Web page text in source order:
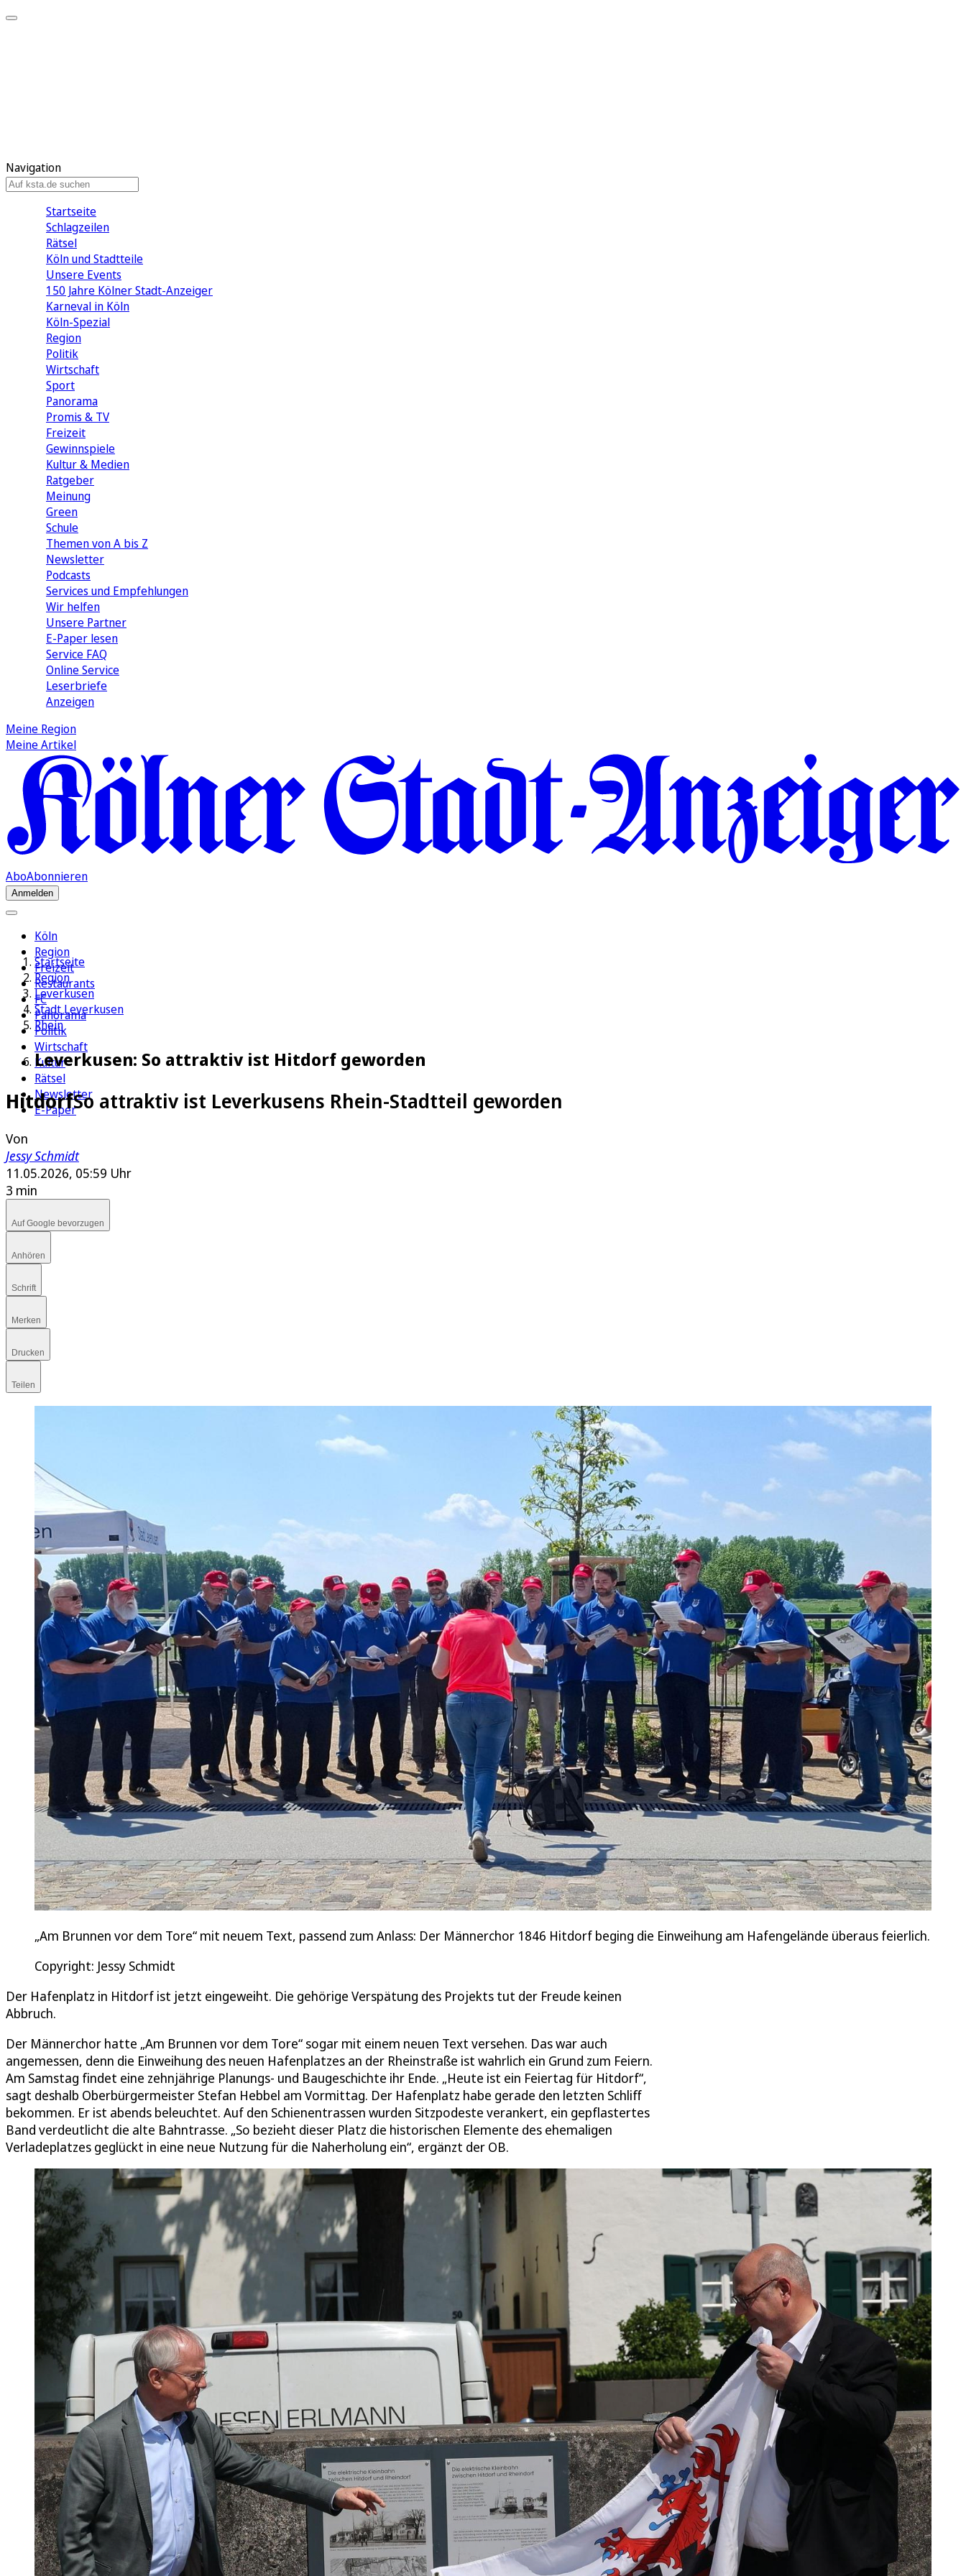
Navigation
Startseite
Schlagzeilen
Rätsel
Köln und Stadtteile
Unsere Events
150 Jahre Kölner Stadt-Anzeiger
Karneval in Köln
Köln-Spezial
Region
Politik
Wirtschaft
Sport
Panorama
Promis & TV
Freizeit
Gewinnspiele
Kultur & Medien
Ratgeber
Meinung
Green
Schule
Themen von A bis Z
Newsletter
Podcasts
Services und Empfehlungen
Wir helfen
Unsere Partner
E-Paper lesen
Service FAQ
Online Service
Leserbriefe
Anzeigen
Meine Region
Meine Artikel
AboAbonnieren
Anmelden
Köln
Region
Freizeit
Restaurants
FC
Panorama
Politik
Wirtschaft
Kultur
Rätsel
Newsletter
E-Paper
Startseite
Region
Leverkusen
Stadt Leverkusen
Rhein
Leverkusen: So attraktiv ist Hitdorf geworden
HitdorfSo attraktiv ist Leverkusens Rhein-Stadtteil geworden
Von
Jessy Schmidt
11.05.2026, 05:59 Uhr
3 min
Auf Google bevorzugen
Anhören
Schrift
Merken
Drucken
Teilen
„Am Brunnen vor dem Tore“ mit neuem Text, passend zum Anlass: Der Männerchor 1846 Hitdorf beging die Einweihung am Hafengelände überaus feierlich.
Copyright: Jessy Schmidt
Der Hafenplatz in Hitdorf ist jetzt eingeweiht. Die gehörige Verspätung des Projekts tut der Freude keinen
Abbruch.
Der Männerchor hatte „Am Brunnen vor dem Tore“ sogar mit einem neuen Text versehen. Das war auch
angemessen, denn die Einweihung des neuen Hafenplatzes an der Rheinstraße ist wahrlich ein Grund zum Feiern.
Am Samstag findet eine zehnjährige Planungs- und Baugeschichte ihr Ende. „Heute ist ein Feiertag für Hitdorf“,
sagt deshalb Oberbürgermeister Stefan Hebbel am Vormittag. Der Hafenplatz habe gerade den letzten Schliff
bekommen. Er ist abends beleuchtet. Auf den Schienentrassen wurden Sitzpodeste verankert, ein gepflastertes
Band verdeutlicht die alte Bahntrasse. „So bezieht dieser Platz die historischen Elemente des ehemaligen
Verladeplatzes geglückt in eine neue Nutzung für die Naherholung ein“, ergänzt der OB.